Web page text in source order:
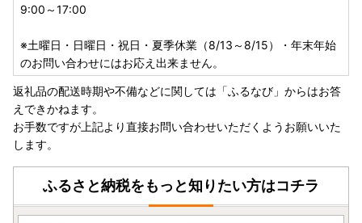
・事前に出荷日のご案内は行っておりません。また、ご要望
・返礼品をお届けする際の配送伝票について、ご依頼主には
ご寄附者様のお名前が入ります。変更はいたしかねますので
ご了承ください。
・お受取人様の郵便受けにお届けする返礼品（メール便）に
つきましては、依頼主様のお名前は配送伝票に印字されませ
ん。なお、ふるさと納税の記載が入りますのでご了承くださ
い。
・複数の返礼品を選択頂いた場合、個別発送になることもご
ざいます。
・返礼品に不具合がある場合、お受け取り後、早急にご連絡
9:00～17:00
※土曜日・日曜日・祝日・夏季休業（8/13～8/15）・年末年始
のお問い合わせにはお応え出来ません。
返礼品の配送時期や不備などに関しては「ふるなび」からはお答
えできかねます。
お手数ですが上記より直接お問い合わせいただくようお願いいた
します。
ふるさと納税をもっと知りたい方はコチラ